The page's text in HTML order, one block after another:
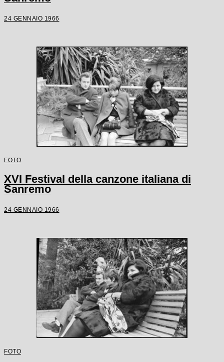
24 GENNAIO 1966
FOTO
XVI Festival della canzone italiana di
Sanremo
24 GENNAIO 1966
FOTO